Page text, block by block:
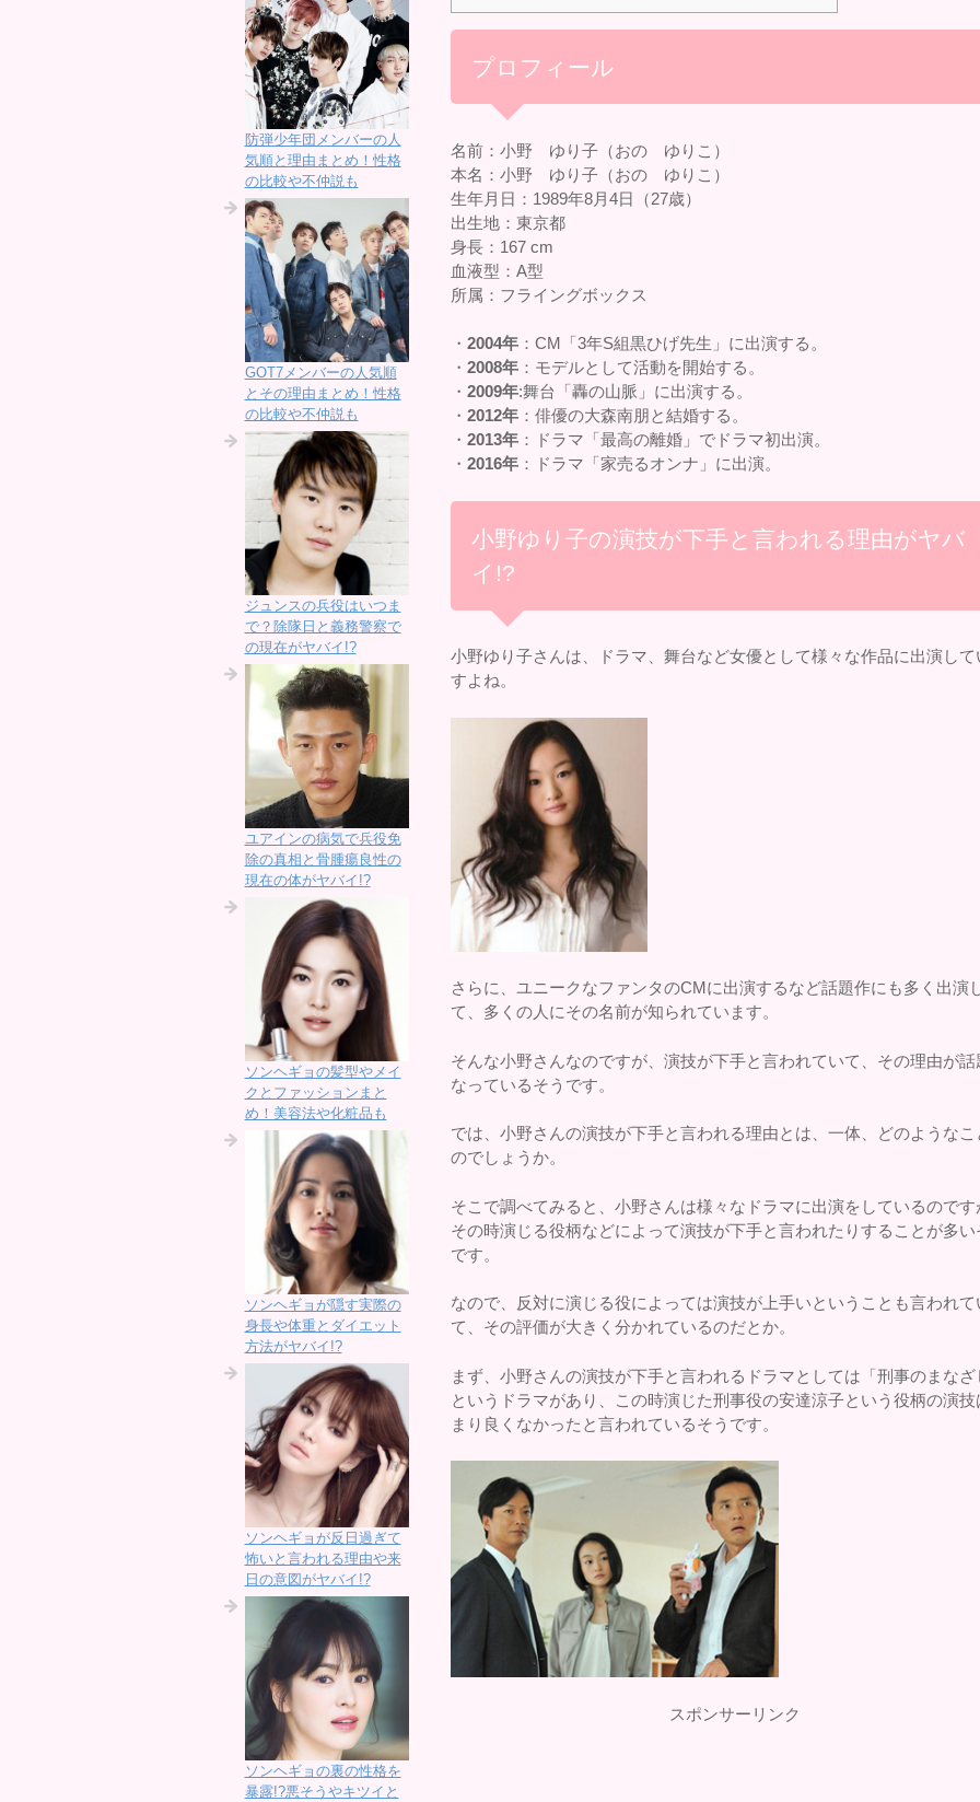
プロフィール
名前：小野 ゆり子（おの ゆりこ）
本名：小野 ゆり子（おの ゆりこ）
生年月日：1989年8月4日（27歳）
出生地：東京都
身長：167 cm
血液型：A型
所属：フライングボックス
・2004年 ：CM「3年S組黒ひげ先生」に出演する。
・2008年 ：モデルとして活動を開始する。
・2009年:舞台「轟の山脈」に出演する。
・2012年 ：俳優の大森南朋と結婚する。
・2013年 ：ドラマ「最高の離婚」でドラマ初出演。
・2016年 ：ドラマ「家売るオンナ」に出演。
小野ゆり子の演技が下手と言われる理由がヤバ
イ!?
小野ゆり子さんは、ドラマ、舞台など女優として様々な作品に出演して
すよね。
さらに、ユニークなファンタのCMに出演するなど話題作にも多く出演
て、多くの人にその名前が知られています。
そんな小野さんなのですが、演技が下手と言われていて、その理由が話
なっているそうです。
では、小野さんの演技が下手と言われる理由とは、一体、どのようなこ
のでしょうか。
そこで調べてみると、小野さんは様々なドラマに出演をしているのです
その時演じる役柄などによって演技が下手と言われたりすることが多い
です。
なので、反対に演じる役によっては演技が上手いということも言われて
て、その評価が大きく分かれているのだとか。
まず、小野さんの演技が下手と言われるドラマとしては「刑事のまなざ
というドラマがあり、この時演じた刑事役の安達涼子という役柄の演技
まり良くなかったと言われているそうです。
スポンサーリンク
防弾少年団メンバーの人
気順と理由まとめ！性格
の比較や不仲説も
GOT7メンバーの人気順
とその理由まとめ！性格
の比較や不仲説も
ジュンスの兵役はいつま
で？除隊日と義務警察で
の現在がヤバイ!?
ユアインの病気で兵役免
除の真相と骨腫瘍良性の
現在の体がヤバイ!?
ソンヘギョの髪型やメイ
クとファッションまと
め！美容法や化粧品も
ソンヘギョが隠す実際の
身長や体重とダイエット
方法がヤバイ!?
ソンヘギョが反日過ぎて
怖いと言われる理由や来
日の意図がヤバイ!?
ソンヘギョの裏の性格を
暴露!?悪そうやキツイと